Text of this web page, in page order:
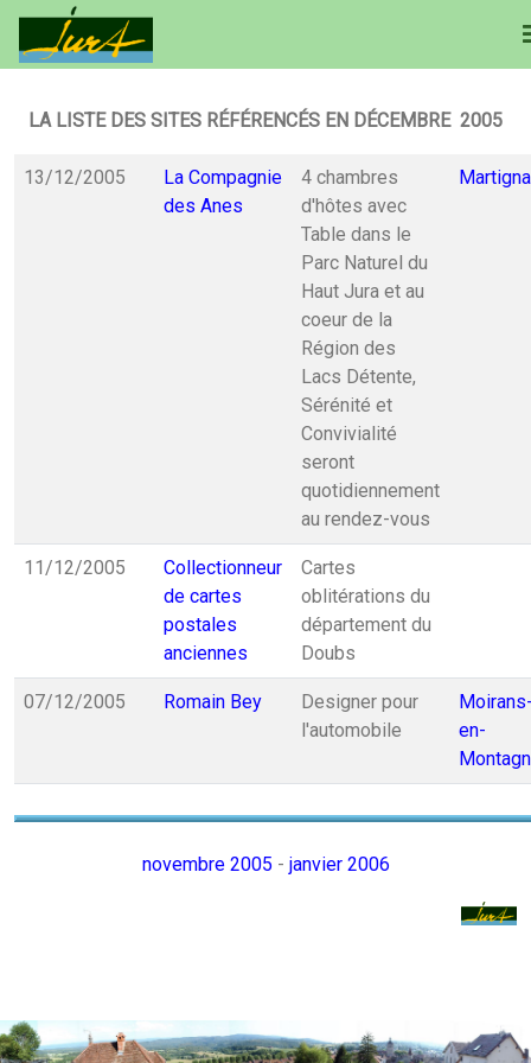
LA LISTE DES SITES RÉFÉRENCÉS EN DÉCEMBRE 2005
13/12/2005
La Compagnie
des Anes
4 chambres
d'hôtes avec
Table dans le
Parc Naturel du
Haut Jura et au
coeur de la
Région des
Lacs Détente,
Sérénité et
Convivialité
seront
quotidiennement
au rendez-vous
11/12/2005
Collectionneur
de cartes
postales
anciennes
Cartes
oblitérations du
département du
Doubs
07/12/2005 Romain Bey
Designer pour
l'automobile
en-
novembre 2005 - janvier 2006